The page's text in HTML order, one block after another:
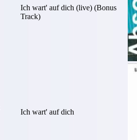
Ich wart' auf dich (live) (Bonus
Track)
Ich wart' auf dich